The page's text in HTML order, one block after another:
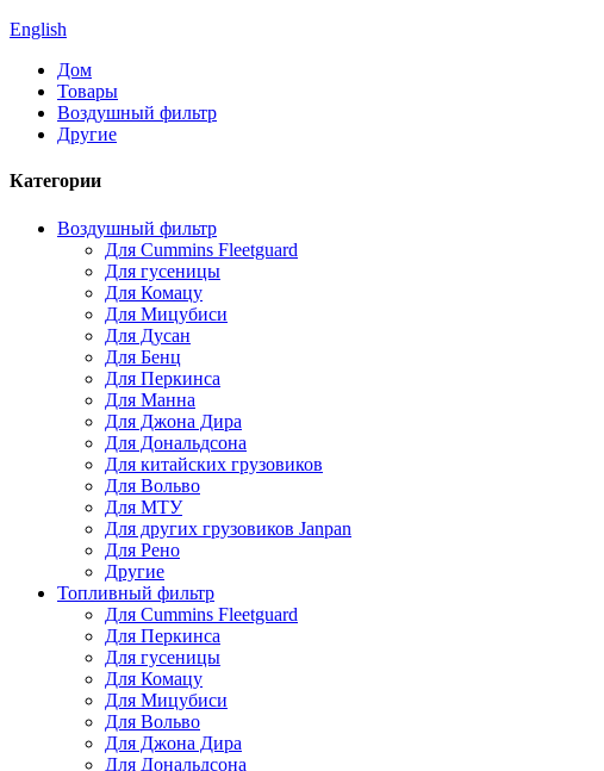
English
Дом
Товары
Воздушный фильтр
Другие
Категории
Воздушный фильтр
Для Cummins Fleetguard
Для гусеницы
Для Комацу
Для Мицубиси
Для Дусан
Для Бенц
Для Перкинса
Для Манна
Для Джона Дира
Для Дональдсона
Для китайских грузовиков
Для Вольво
Для МТУ
Для других грузовиков Janpan
Для Рено
Другие
Топливный фильтр
Для Cummins Fleetguard
Для Перкинса
Для гусеницы
Для Комацу
Для Мицубиси
Для Вольво
Для Джона Дира
Для Дональдсона